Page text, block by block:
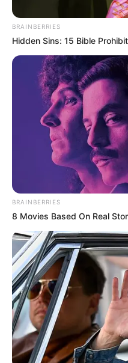
Cortesía.
Cae alias "Leison": Temido
vinculado a una
Antioquia
Yuli Metaute Londoño
Febrero 7, 2025
COMPARTIR
UNIRSE AL
En un operativo
Bajo Cauca y el CTI de la
vereda Nicaragua,
presunto miembro del
alias de "Leison", "Alexis"
Le puede interesar:Alias
azotaban con extorsiones
pequeños comerciantes
BRAINBERRIES
Hidden Sins: 15 Bible
BRAINBERRIES
8 Movies Based On Real